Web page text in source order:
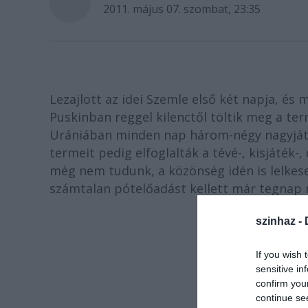
szinhaz -
If you wish
sensitive
confirm
continue
2011. május 07. szombat, 23:35
Lezajlott az idei Szemle első két napja, és
Puskinban reggel kilenctől töltik meg a
Urániában minden nap három-négy
termeit pedig elfoglalták a tévé-, kisjáték-
még nem tudunk, a közönség idén is
számtalan pótelőadást kellett már tegnap